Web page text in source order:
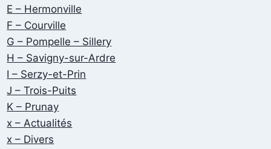
E – Hermonville
F – Courville
G – Pompelle – Sillery
H – Savigny-sur-Ardre
I – Serzy-et-Prin
J – Trois-Puits
K – Prunay
x – Actualités
x – Divers